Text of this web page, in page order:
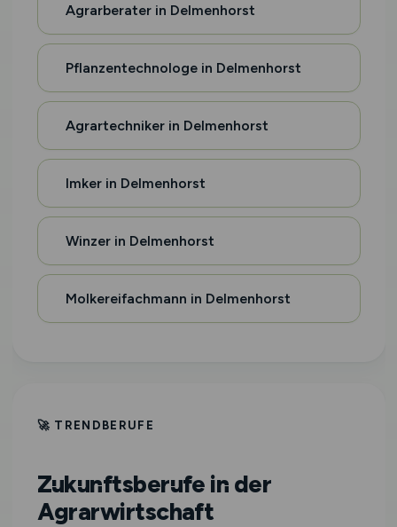
Agrarberater in Delmenhorst
Pflanzentechnologe in Delmenhorst
Agrartechniker in Delmenhorst
Imker in Delmenhorst
Winzer in Delmenhorst
Molkereifachmann in Delmenhorst
🚀 TRENDBERUFE
Zukunftsberufe in der
Agrarwirtschaft